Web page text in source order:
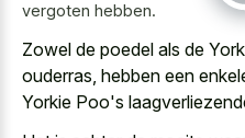
vergoten hebben.
Zowel de poedel als de
ouderras, hebben een
Yorkie Poo's